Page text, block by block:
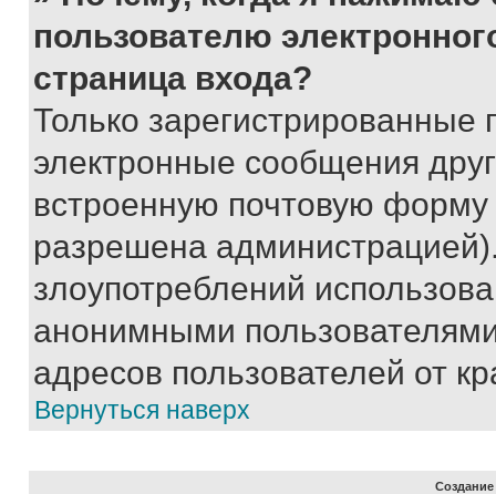
пользователю
страница входа?
Только зарегистрированные
электронные сообщения
встроенную почтовую
разрешена
злоупотреблений
анонимными
адресов пользователей от
Вернуться наверх